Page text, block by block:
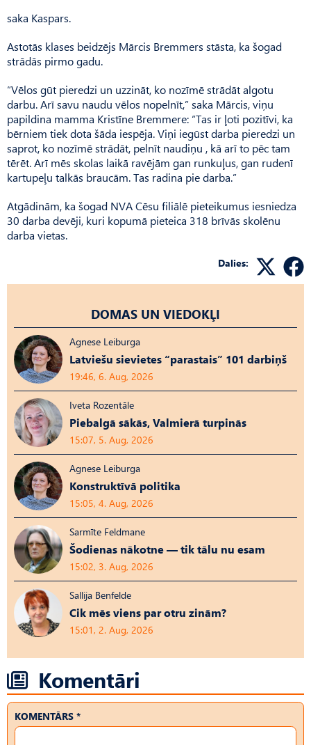
saka Kaspars.
Astotās klases beidzējs Mārcis Bremmers stāsta, ka šogad
strādās pirmo gadu.
“Vēlos gūt pieredzi un uzzināt, ko nozīmē strādāt algotu
darbu. Arī savu naudu vēlos nopelnīt,” saka Mārcis, viņu
papildina mamma Kristīne Bremmere: “Tas ir ļoti pozitīvi, ka
bērniem tiek dota šāda iespēja. Viņi iegūst darba pieredzi un
saprot, ko nozīmē strādāt, pelnīt naudiņu , kā arī to pēc tam
tērēt. Arī mēs skolas laikā ravējām gan runkuļus, gan rudenī
kartupeļu talkās braucām. Tas radina pie darba.”
Atgādinām, ka šogad NVA Cēsu filiālē pieteikumus iesniedza
30 darba devēji, kuri kopumā pieteica 318 brīvās skolēnu
darba vietas.
Dalies:
DOMAS UN VIEDOKĻI
Agnese Leiburga
Latviešu sievietes “parastais” 101 darbiņš
19:46, 6. Aug, 2026
Iveta Rozentāle
Piebalgā sākās, Valmierā turpinās
15:07, 5. Aug, 2026
Agnese Leiburga
Konstruktīvā politika
15:05, 4. Aug, 2026
Sarmīte Feldmane
Šodienas nākotne — tik tālu nu esam
15:02, 3. Aug, 2026
Sallija Benfelde
Cik mēs viens par otru zinām?
15:01, 2. Aug, 2026
Komentāri
KOMENTĀRS *